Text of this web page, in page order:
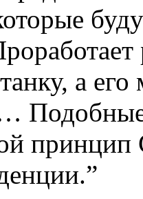
а
принцип